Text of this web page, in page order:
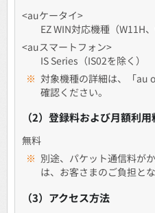
<auケータイ>
EZ WIN対応機種（W11H
<auスマートフォン>
IS Series（IS02を除く）
※ 対象機種の詳細は、「au
確認ください。
（2）登録料および月額利用
無料
※ 別途、パケット通信料が
は、お客さまのご負担とな
（3）アクセス方法